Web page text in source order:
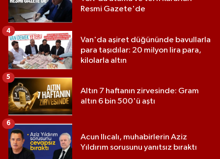
Resmi Gazete'de
Van'da aşiret düğününde bavullarla
para taşıdılar: 20 milyon lira para,
kilolarla altın
4
Altın 7 haftanın zirvesinde: Gram
altın 6 bin 500'ü aştı
5
Acun Ilıcalı, muhabirlerin Aziz
Yıldırım sorusunu yanıtsız bıraktı
6